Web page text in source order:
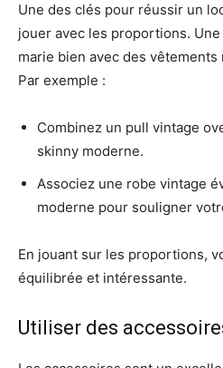
Une des clés pour réussir un
jouer avec les proportions.
marie bien avec des
Par exemple :
Combinez un pull vintage
skinny moderne.
Associez une robe vintage
moderne pour souligner
En jouant sur les proportions,
équilibrée et intéressante.
Utiliser des